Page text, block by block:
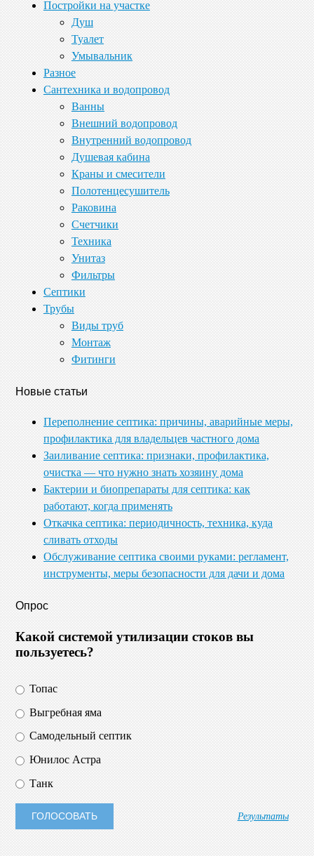
Постройки на участке
Душ
Туалет
Умывальник
Разное
Сантехника и водопровод
Ванны
Внешний водопровод
Внутренний водопровод
Душевая кабина
Краны и смесители
Полотенцесушитель
Раковина
Счетчики
Техника
Унитаз
Фильтры
Септики
Трубы
Виды труб
Монтаж
Фитинги
Новые статьи
Переполнение септика: причины, аварийные меры,
профилактика для владельцев частного дома
Заиливание септика: признаки, профилактика,
очистка — что нужно знать хозяину дома
Бактерии и биопрепараты для септика: как
работают, когда применять
Откачка септика: периодичность, техника, куда
сливать отходы
Обслуживание септика своими руками: регламент,
инструменты, меры безопасности для дачи и дома
Опрос
Какой системой утилизации стоков вы
пользуетесь?
Топас
Выгребная яма
Самодельный септик
Юнилос Астра
Танк
Результаты